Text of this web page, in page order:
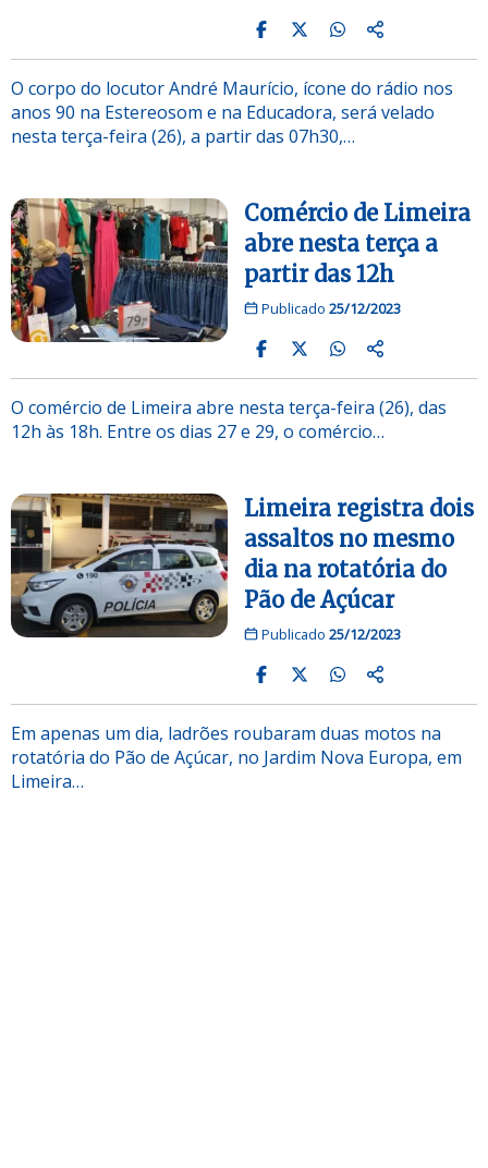
O corpo do locutor André Maurício, ícone do rádio nos
anos 90 na Estereosom e na Educadora, será velado
nesta terça-feira (26), a partir das 07h30,…
Comércio de Limeira
abre nesta terça a
partir das 12h
Publicado 25/12/2023
O comércio de Limeira abre nesta terça-feira (26), das
12h às 18h. Entre os dias 27 e 29, o comércio…
Limeira registra dois
assaltos no mesmo
dia na rotatória do
Pão de Açúcar
Publicado 25/12/2023
Em apenas um dia, ladrões roubaram duas motos na
rotatória do Pão de Açúcar, no Jardim Nova Europa, em
Limeira…